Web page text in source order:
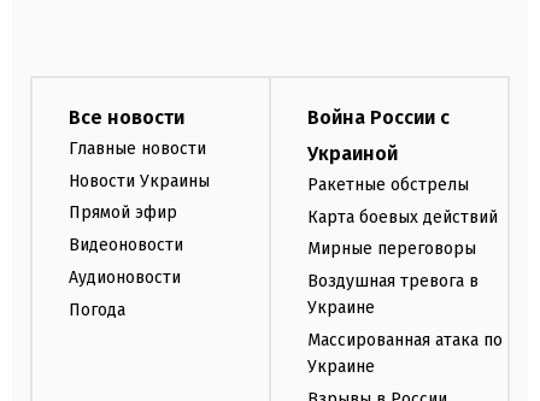
Все новости
Главные новости
Новости Украины
Прямой эфир
Видеоновости
Аудионовости
Погода
Война России с
Украиной
Ракетные обстрелы
Карта боевых действий
Мирные переговоры
Воздушная тревога в
Украине
Массированная атака по
Украине